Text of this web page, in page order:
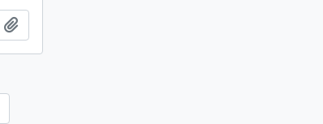
Añadir al portapapeles